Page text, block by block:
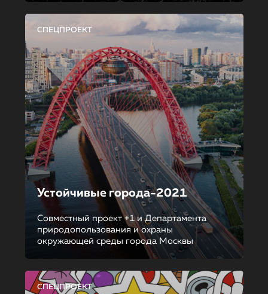
СПЕЦПРОЕКТ
Устойчивые города-2021
Совместный проект +1 и Департамента
природопользования и охраны
окружающей среды города Москвы
СПЕЦПРОЕКТ